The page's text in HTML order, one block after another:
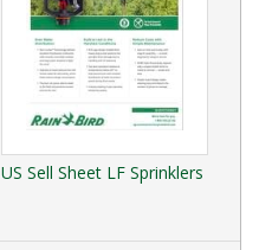
US Sell Sheet LF Sprinklers